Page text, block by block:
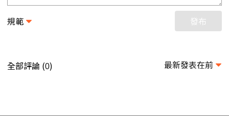
規範 發布
全部評論 (0) 最新發表在前